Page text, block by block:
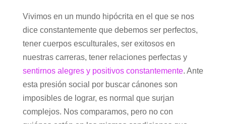
Vivimos en un mundo hipócrita en el que se nos
dice constantemente que debemos ser perfectos,
tener cuerpos esculturales, ser exitosos en
nuestras carreras, tener relaciones perfectas y
sentirnos alegres y positivos constantemente. Ante
esta presión social por buscar cánones son
imposibles de lograr, es normal que surjan
complejos. Nos comparamos, pero no con